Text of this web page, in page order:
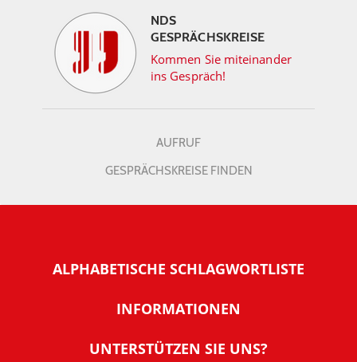
NDS
GESPRÄCHSKREISE
Kommen Sie miteinander
ins Gespräch!
AUFRUF
GESPRÄCHSKREISE FINDEN
ALPHABETISCHE SCHLAGWORTLISTE
INFORMATIONEN
Warum NachDenkSeiten
UNTERSTÜTZEN SIE UNS?